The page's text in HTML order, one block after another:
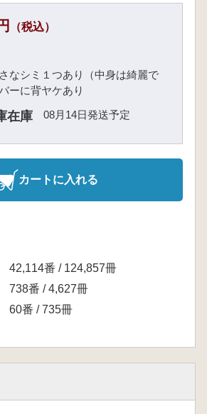
（税込）
なシミ１つあり（中身は綺麗で
ーに背ヤケあり
在庫 08月14日発送予定
カートに入れる
42,114番 / 124,857冊
738番 / 4,627冊
60番 / 735冊